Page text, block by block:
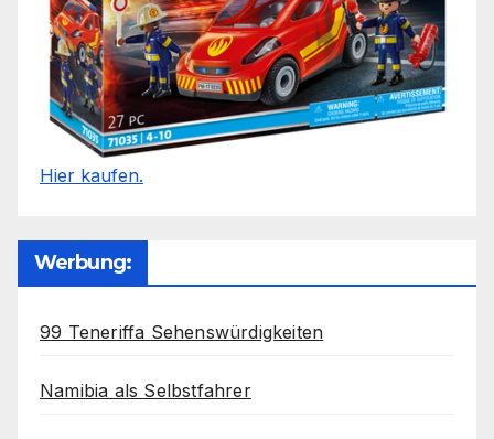
Hier kaufen.
Werbung:
99 Teneriffa Sehenswürdigkeiten
Namibia als Selbstfahrer